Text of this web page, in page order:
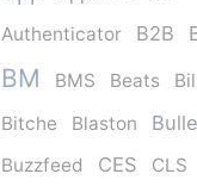
Authenticator B2B
BM BMS Beats
Bitche
Blaston
Buzzfeed CES CLS